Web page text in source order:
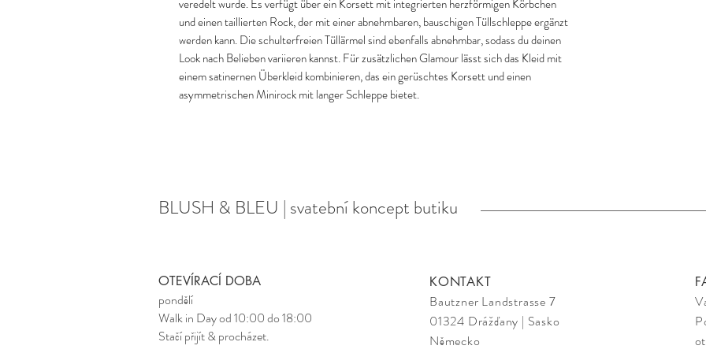
veredelt wurde. Es verfügt über ein Korsett mit integrierten herzförmigen Körbchen
und einen taillierten Rock, der mit einer abnehmbaren, bauschigen Tüllschleppe ergänzt
werden kann. Die schulterfreien Tüllärmel sind ebenfalls abnehmbar, sodass du deinen
Look nach Belieben variieren kannst. Für zusätzlichen Glamour lässt sich das Kleid mit
einem satinernen Überkleid kombinieren, das ein gerüschtes Korsett und einen
asymmetrischen Minirock mit langer Schleppe bietet.
BLUSH & BLEU | svatební koncept butiku
OTEVÍRACÍ DOBA
pondělí
Walk in Day od 10:00 do 18:00
Stačí přijít & procházet.
KONTAKT
Bautzner Landstrasse 7
01324 Drážďany | Sasko
Německo